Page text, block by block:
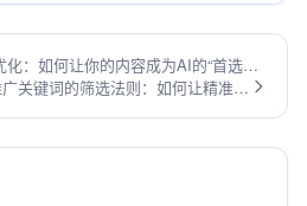
化：如何让你的内容成为AI的“首选答
关键词的筛选法则：如何让精准流